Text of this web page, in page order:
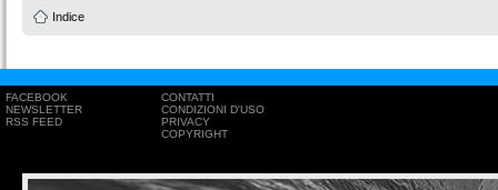
Indice
FACEBOOK
NEWSLETTER
RSS FEED
CONTATTI
CONDIZIONI D'USO
PRIVACY
COPYRIGHT